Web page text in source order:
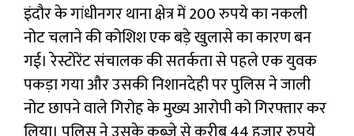
इंदौर के गांधीनगर थाना क्षेत्र में 200 रुपये का नकली
नोट चलाने की कोशिश एक बड़े खुलासे का कारण बन
गई। रेस्टोरेंट संचालक की सतर्कता से पहले एक युवक
पकड़ा गया और उसकी निशानदेही पर पुलिस ने जाली
नोट छापने वाले गिरोह के मुख्य आरोपी को गिरफ्तार कर